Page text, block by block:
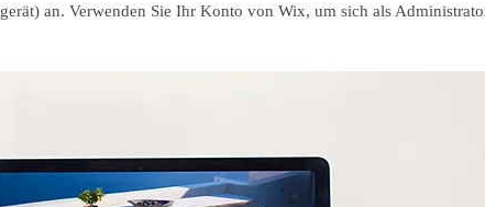
an. Verwenden Sie Ihr Konto von Wix, um sich als